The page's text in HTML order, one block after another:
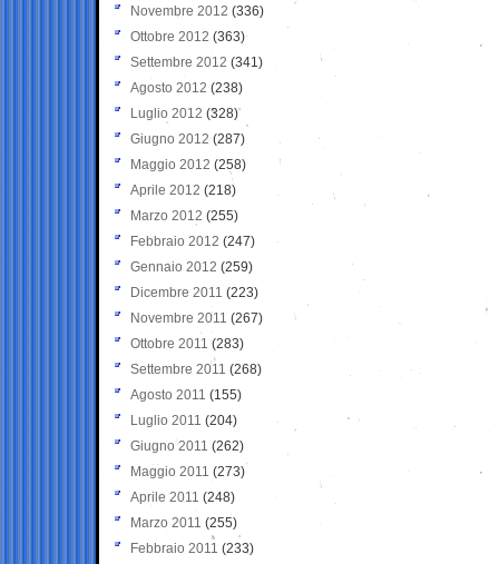
Novembre 2012 (336)
Ottobre 2012 (363)
Settembre 2012 (341)
Agosto 2012 (238)
Luglio 2012 (328)
Giugno 2012 (287)
Maggio 2012 (258)
Aprile 2012 (218)
Marzo 2012 (255)
Febbraio 2012 (247)
Gennaio 2012 (259)
Dicembre 2011 (223)
Novembre 2011 (267)
Ottobre 2011 (283)
Settembre 2011 (268)
Agosto 2011 (155)
Luglio 2011 (204)
Giugno 2011 (262)
Maggio 2011 (273)
Aprile 2011 (248)
Marzo 2011 (255)
Febbraio 2011 (233)